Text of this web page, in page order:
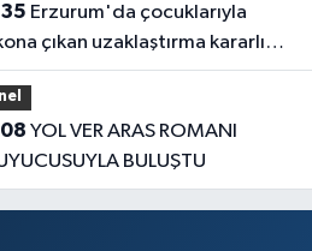
çıkan uzaklaştırma kararlı
ikna edildi
BULUŞTU